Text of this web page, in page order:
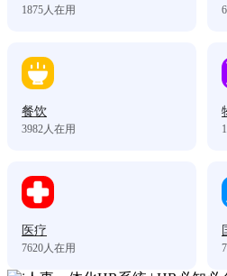
1875 人在用
餐饮
3982 人在用
医疗
7620 人在用